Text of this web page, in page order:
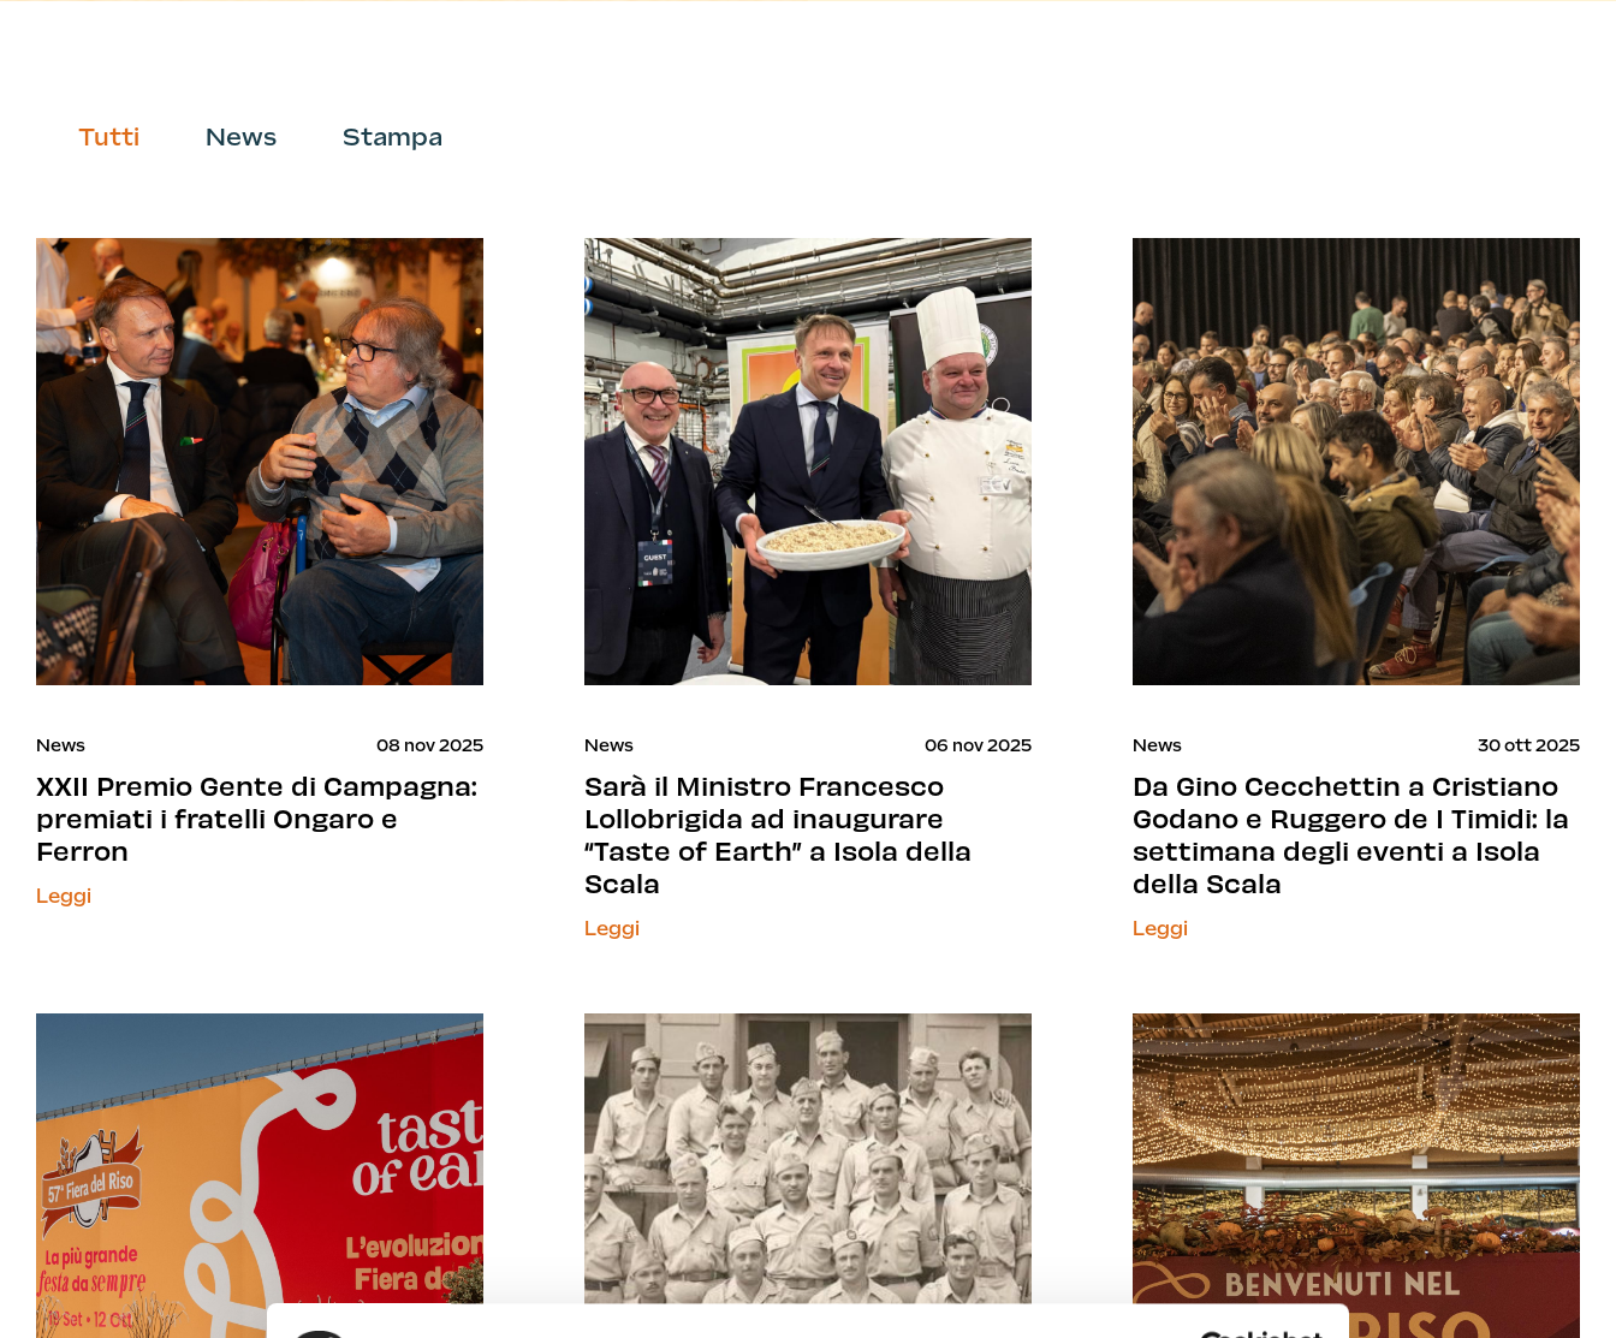
Tutti News Stampa
News 08 nov 2025
XXII Premio Gente di Campagna:
premiati i fratelli Ongaro e
Ferron
Leggi
News 06 nov 2025
Sarà il Ministro Francesco
Lollobrigida ad inaugurare
“Taste of Earth” a Isola della
Scala
Leggi
News 30 ott 2025
Da Gino Cecchettin a Cristiano
Godano e Ruggero de I Timidi: la
settimana degli eventi a Isola
della Scala
Leggi